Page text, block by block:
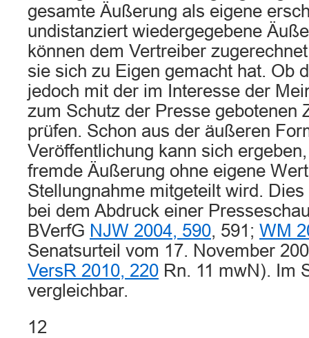
gesamte Äußerung als eigene
undistanziert wiedergegebene
können dem Vertreiber
sie sich zu Eigen gemacht hat. Ob
jedoch mit der im Interesse der
zum Schutz der Presse gebotenen
prüfen. Schon aus der äußeren
Veröffentlichung kann sich
fremde Äußerung ohne eigene
Stellungnahme mitgeteilt wird.
bei dem Abdruck einer
BVerfG NJW 2004, 590, 591; WM
Senatsurteil vom 17. November
VersR 2010, 220 Rn. 11 mwN). Im
vergleichbar.
12